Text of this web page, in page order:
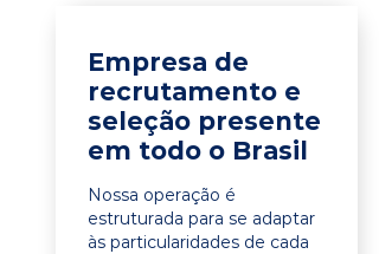
Empresa de
recrutamento e
seleção presente
em todo o Brasil
Nossa operação é
estruturada para se adaptar
às particularidades de cada